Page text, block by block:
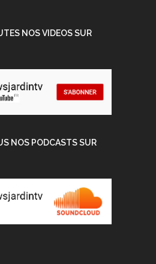
NOS VIDEOS SUR
NOS PODCASTS SUR